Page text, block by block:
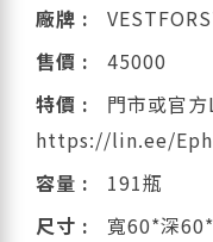
廠牌 :
售價 :
45000
特價 :
門市或官
https://lin.ee/
容量 :
191瓶
尺寸 :
寬60*深